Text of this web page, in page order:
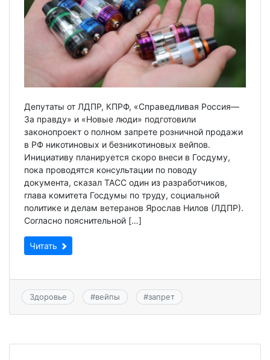
Депутаты от ЛДПР, КПРФ, «Справедливая Россия—
За правду» и «Новые люди» подготовили
законопроект о полном запрете розничной продажи
в РФ никотиновых и безникотиновых вейпов.
Инициативу планируется скоро внеси в Госдуму,
пока проводятся консультации по поводу
документа, сказал ТАСС один из разработчиков,
глава комитета Госдумы по труду, социальной
политике и делам ветеранов Ярослав Нилов (ЛДПР).
Согласно пояснительной […]
Читать
Здоровье #вейпы #запрет